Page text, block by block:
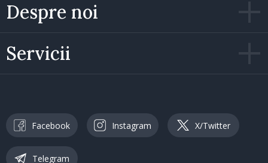
Despre noi
Servicii
Facebook Instagram X/Twitter
Telegram